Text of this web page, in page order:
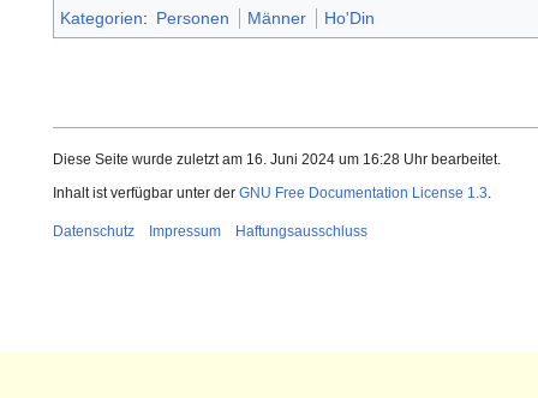
Kategorien: Personen Männer Ho'Din
Diese Seite wurde zuletzt am 16. Juni 2024 um 16:28 Uhr bearbeitet.
Inhalt ist verfügbar unter der GNU Free Documentation License 1.3
Datenschutz Impressum Haftungsausschluss